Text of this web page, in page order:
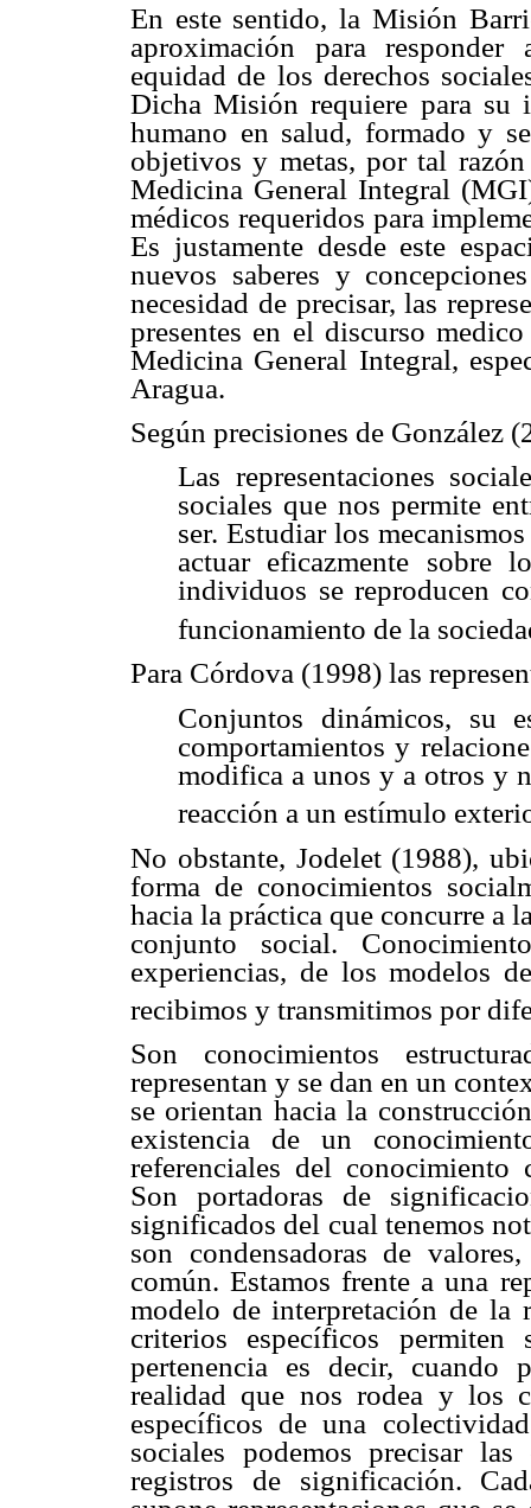
En este sentido, la Misión
aproximación para
equidad de los derechos
Dicha Misión requiere para su
humano en salud, formado y
objetivos y metas, por tal
Medicina General Integral
médicos requeridos para
Es justamente desde este
nuevos saberes y
necesidad de precisar, las
presentes en el discurso
Medicina General Integral,
Aragua.
Según precisiones de González
Las representaciones
sociales que nos permite
ser. Estudiar los
actuar eficazmente
individuos se reproducen
funcionamiento de la
Para Córdova (1998) las
Conjuntos dinámicos, su
comportamientos y
modifica a unos y a otros y
reacción a un estímulo
No obstante, Jodelet (1988),
forma de conocimientos
hacia la práctica que concurre a
conjunto social.
experiencias, de los modelos
recibimos y transmitimos por
Son conocimientos
representan y se dan en un
se orientan hacia la
existencia de un
referenciales del
Son portadoras de
significados del cual tenemos
son condensadoras de
común. Estamos frente a una
modelo de interpretación de la
criterios específicos
pertenencia es decir, cuando
realidad que nos rodea y los
específicos de una
sociales podemos precisar
registros de significación.